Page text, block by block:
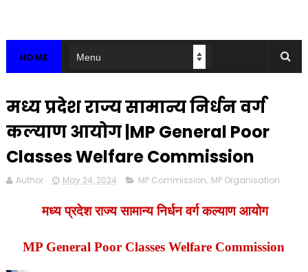
HOME
मध्य प्रदेश राज्य सामान्य निर्धन वर्ग
कल्याण आयोग |MP General Poor
Classes Welfare Commission
Author May 24, 2024 MP Commission, MP Organisation
मध्य प्रदेश राज्य सामान्य निर्धन वर्ग कल्याण आयोग
MP General Poor Classes Welfare Commission